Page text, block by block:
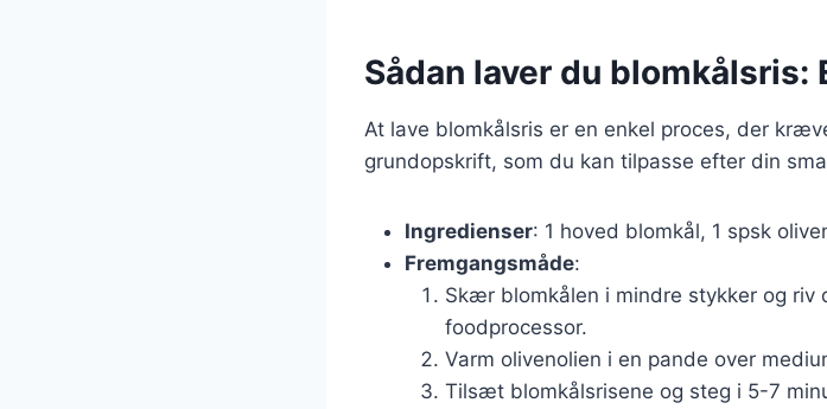
Sådan laver du blomkålsris:
At lave blomkålsris er en enkel proces, der
grundopskrift, som du kan tilpasse efter din
Ingredienser: 1 hoved blomkål, 1 spsk
Fremgangsmåde:
Skær blomkålen i mindre stykker og riv
foodprocessor.
Varm olivenolien i en pande over
Tilsæt blomkålsrisene og steg i 5-7